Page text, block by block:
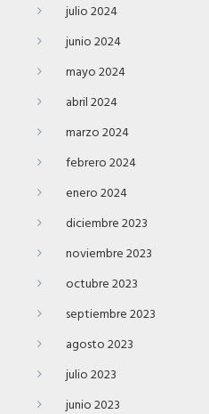
julio 2024
junio 2024
mayo 2024
abril 2024
marzo 2024
febrero 2024
enero 2024
diciembre 2023
noviembre 2023
octubre 2023
septiembre 2023
agosto 2023
julio 2023
junio 2023